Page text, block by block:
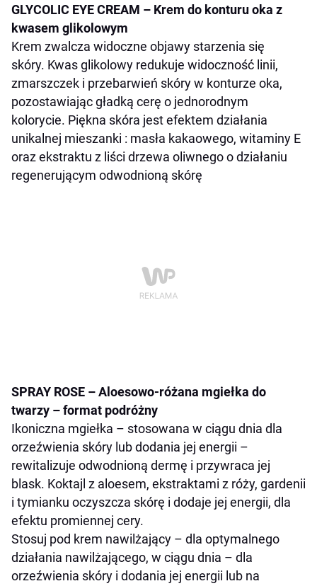
GLYCOLIC EYE CREAM – Krem do konturu oka z
kwasem glikolowym
Krem zwalcza widoczne objawy starzenia się
skóry. Kwas glikolowy redukuje widoczność linii,
zmarszczek i przebarwień skóry w konturze oka,
pozostawiając gładką cerę o jednorodnym
kolorycie. Piękna skóra jest efektem działania
unikalnej mieszanki : masła kakaowego, witaminy E
oraz ekstraktu z liści drzewa oliwnego o działaniu
regenerującym odwodnioną skórę
SPRAY ROSE –Aloesowo-różana mgiełka do
twarzy – format podróżny
Ikoniczna mgiełka – stosowana w ciągu dnia dla
orzeźwienia skóry lub dodania jej energii –
rewitalizuje odwodnioną dermę i przywraca jej
blask. Koktajl z aloesem, ekstraktami z róży, gardenii
i tymianku oczyszcza skórę i dodaje jej energii, dla
efektu promiennej cery.
Stosuj pod krem nawilżający – dla optymalnego
działania nawilżającego, w ciągu dnia – dla
orzeźwienia skóry i dodania jej energii lub na